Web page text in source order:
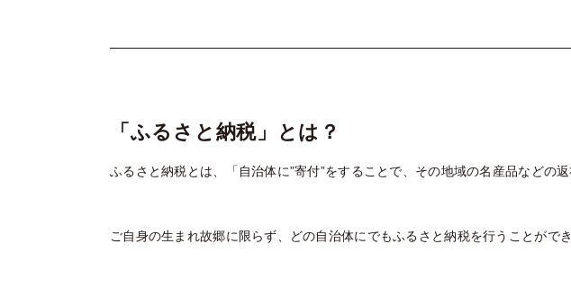
「ふるさと納税」とは？
ふるさと納税とは、「自治体に”寄付”をすることで、その地域の名産品などの
ご自身の生まれ故郷に限らず、どの自治体にでもふるさと納税を行うことができ